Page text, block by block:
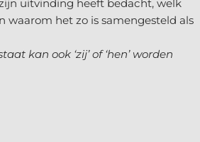
uitvinding heeft bedacht, welk
waarom het zo is samengesteld als
kan ook ‘zij’ of ‘hen’ worden